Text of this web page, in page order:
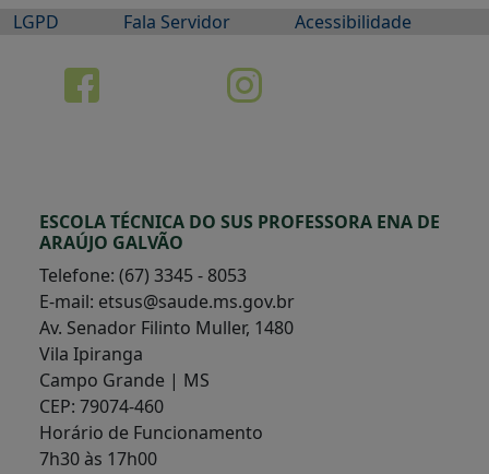
LGPD
Fala Servidor Acessibilidade
ESCOLA TÉCNICA DO SUS PROFESSORA ENA DE
ARAÚJO GALVÃO
Telefone: (67) 3345 - 8053
E-mail: etsus@saude.ms.gov.br
Av. Senador Filinto Muller, 1480
Vila Ipiranga
Campo Grande | MS
CEP: 79074-460
Horário de Funcionamento
7h30 às 17h00